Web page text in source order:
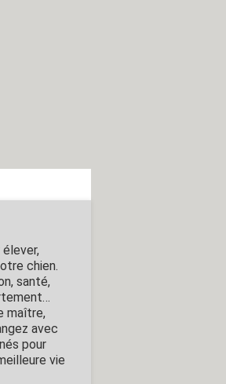
chien.
santé,
maître,
avec
pour
vie